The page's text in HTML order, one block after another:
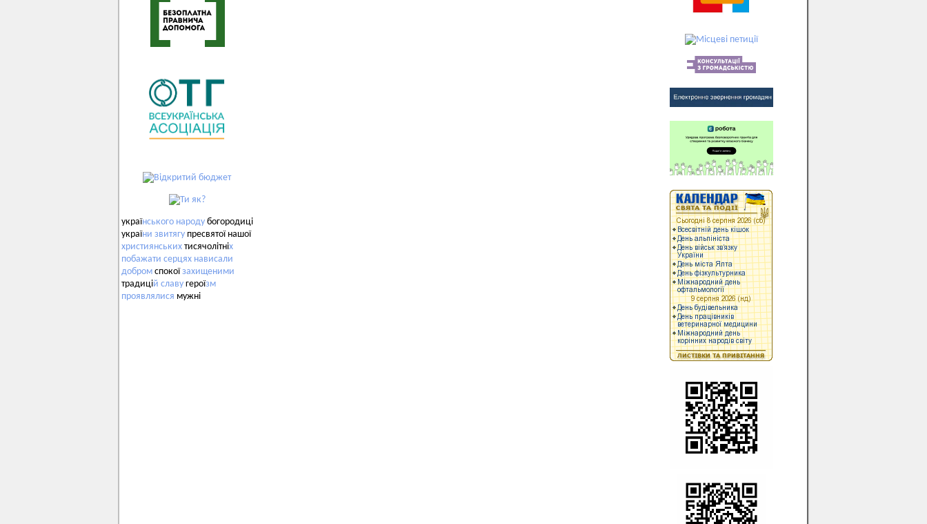
українського народу богородиці
україни звитягу пресвятої нашої
християнських тисячолітніх
побажати серцях нависали
добром спокоїзахищеними
традицій славу героїзм
проявлялися мужні